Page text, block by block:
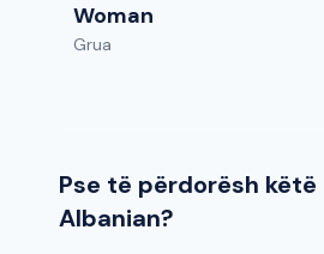
Woman
Grua
Pse të përdorësh këtë
Albanian?